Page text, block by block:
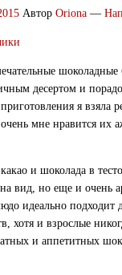
Автор Oriona —
десертом и
я взяла
очень мне нравится их
и шоколада в
вид, но еще и очень
идеально подходит
хотя и взрослые
и аппетитных